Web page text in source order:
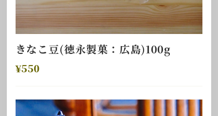
きなこ豆(徳永製菓：広島)100g
¥550